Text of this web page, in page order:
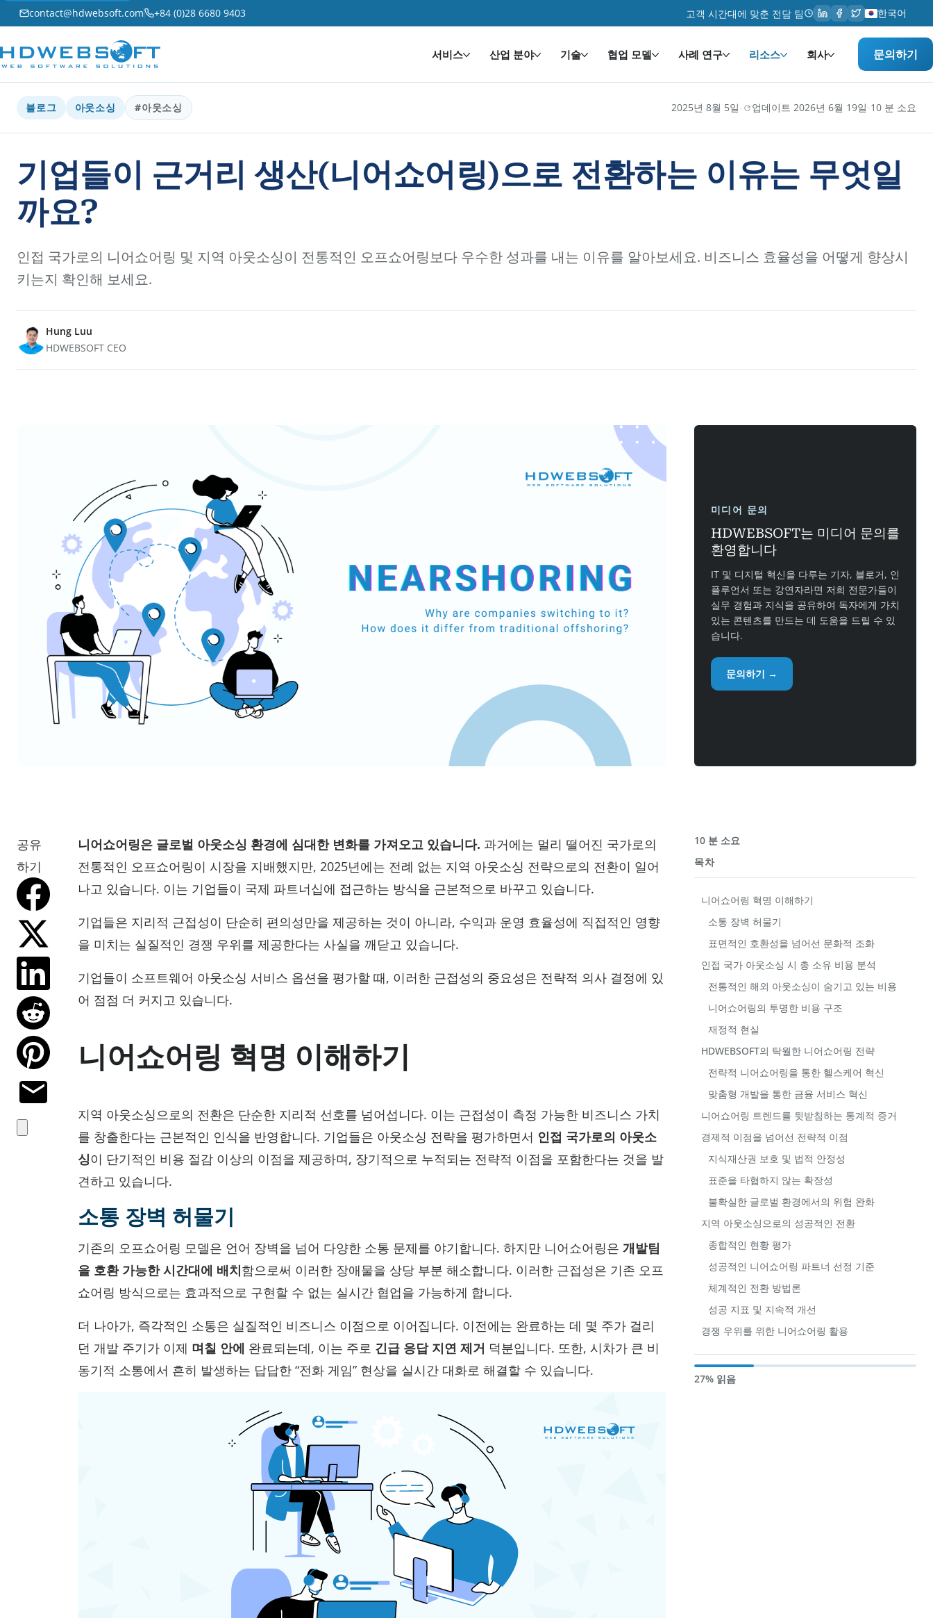
contact@hdwebsoft.com +84 (0)28 6680 9403 고객 시간대에 맞춘 전담 팀 한국어
서비스 산업 분야 기술 협업 모델 사례 연구 리소스 회사 문의하기
블로그 아웃소싱 #아웃소싱 2025년 8월 5일 · 업데이트 2026년 6월 19일 ·10 분 소요
기업들이 근거리 생산(니어쇼어링)으로 전환하는 이유는 무엇일
까요?
인접 국가로의 니어쇼어링 및 지역 아웃소싱이 전통적인 오프쇼어링보다 우수한 성과를 내는 이유를 알아보세요. 비즈니스 효율성을 어떻게 향상시
키는지 확인해 보세요.
Hung Luu
HDWEBSOFT CEO
미디어 문의
HDWEBSOFT는 미디어 문의를
환영합니다
IT 및 디지털 혁신을 다루는 기자, 블로거, 인
플루언서 또는 강연자라면 저희 전문가들이
실무 경험과 지식을 공유하여 독자에게 가치
있는 콘텐츠를 만드는 데 도움을 드릴 수 있
습니다.
문의하기 →
공유
하기
니어쇼어링은 글로벌 아웃소싱 환경에 심대한 변화를 가져오고 있습니다. 과거에는 멀리 떨어진 국가로의
전통적인 오프쇼어링이 시장을 지배했지만, 2025년에는 전례 없는 지역 아웃소싱 전략으로의 전환이 일어
나고 있습니다. 이는 기업들이 국제 파트너십에 접근하는 방식을 근본적으로 바꾸고 있습니다.
기업들은 지리적 근접성이 단순히 편의성만을 제공하는 것이 아니라, 수익과 운영 효율성에 직접적인 영향
을 미치는 실질적인 경쟁 우위를 제공한다는 사실을 깨닫고 있습니다.
기업들이 소프트웨어 아웃소싱 서비스 옵션을 평가할 때, 이러한 근접성의 중요성은 전략적 의사 결정에 있
어 점점 더 커지고 있습니다.
니어쇼어링 혁명 이해하기
지역 아웃소싱으로의 전환은 단순한 지리적 선호를 넘어섭니다. 이는 근접성이 측정 가능한 비즈니스 가치
를 창출한다는 근본적인 인식을 반영합니다. 기업들은 아웃소싱 전략을 평가하면서 인접 국가로의 아웃소
싱이 단기적인 비용 절감 이상의 이점을 제공하며, 장기적으로 누적되는 전략적 이점을 포함한다는 것을 발
견하고 있습니다.
소통 장벽 허물기
기존의 오프쇼어링 모델은 언어 장벽을 넘어 다양한 소통 문제를 야기합니다. 하지만 니어쇼어링은 개발팀
을 호환 가능한 시간대에 배치함으로써 이러한 장애물을 상당 부분 해소합니다. 이러한 근접성은 기존 오프
쇼어링 방식으로는 효과적으로 구현할 수 없는 실시간 협업을 가능하게 합니다.
더 나아가, 즉각적인 소통은 실질적인 비즈니스 이점으로 이어집니다. 이전에는 완료하는 데 몇 주가 걸리
던 개발 주기가 이제 며칠 안에 완료되는데, 이는 주로 긴급 응답 지연 제거 덕분입니다. 또한, 시차가 큰 비
동기적 소통에서 흔히 발생하는 답답한 “전화 게임” 현상을 실시간 대화로 해결할 수 있습니다.
10 분 소요
목차
니어쇼어링 혁명 이해하기
소통 장벽 허물기
표면적인 호환성을 넘어선 문화적 조화
인접 국가 아웃소싱 시 총 소유 비용 분석
전통적인 해외 아웃소싱이 숨기고 있는 비용
니어쇼어링의 투명한 비용 구조
재정적 현실
HDWEBSOFT의 탁월한 니어쇼어링 전략
전략적 니어쇼어링을 통한 헬스케어 혁신
맞춤형 개발을 통한 금융 서비스 혁신
니어쇼어링 트렌드를 뒷받침하는 통계적 증거
경제적 이점을 넘어선 전략적 이점
지식재산권 보호 및 법적 안정성
표준을 타협하지 않는 확장성
불확실한 글로벌 환경에서의 위험 완화
지역 아웃소싱으로의 성공적인 전환
종합적인 현황 평가
성공적인 니어쇼어링 파트너 선정 기준
체계적인 전환 방법론
성공 지표 및 지속적 개선
경쟁 우위를 위한 니어쇼어링 활용
27% 읽음